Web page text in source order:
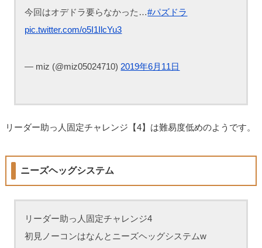
今回はオデドラ要らなかった…#パズドラ
pic.twitter.com/o5I1IlcYu3
— miz (@miz05024710) 2019年6月11日
リーダー助っ人固定チャレンジ【4】は難易度低めのようです。
ニーズヘッグシステム
リーダー助っ人固定チャレンジ4
初見ノーコンはなんとニーズヘッグシステムw